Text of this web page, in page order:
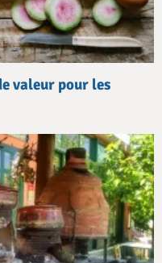
valeur pour les